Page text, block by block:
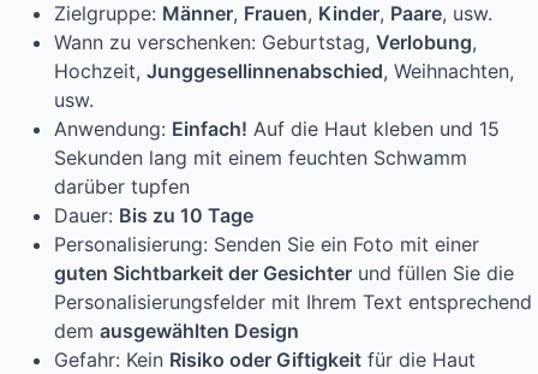
Zielgruppe: Männer, Frauen, Kinder, Paare, usw.
Wann zu verschenken: Geburtstag, Verlobung,
Hochzeit, Junggesellinnenabschied, Weihnachten,
usw.
Anwendung: Einfach! Auf die Haut kleben und 15
Sekunden lang mit einem feuchten Schwamm
darüber tupfen
Dauer: Bis zu 10 Tage
Personalisierung: Senden Sie ein Foto mit einer
guten Sichtbarkeit der Gesichter und füllen Sie die
Personalisierungsfelder mit Ihrem Text entsprechend
dem ausgewählten Design
Gefahr: Kein Risiko oder Giftigkeit für die Haut